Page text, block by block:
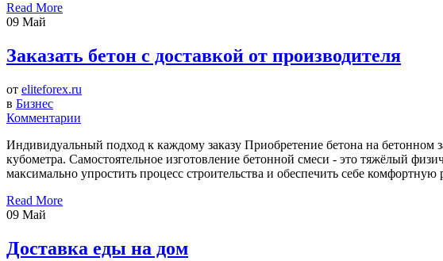
Read More
09 Май
Заказать бетон с доставкой от производителя
от eliteforex.ru
в Бизнес
Комментарии
Индивидуальный подход к каждому заказу Приобретение бетона на
кубометра. Самостоятельное изготовление бетонной смеси - это тяжёлый
максимально упростить процесс строительства и обеспечить себе
Read More
09 Май
Доставка еды на дом